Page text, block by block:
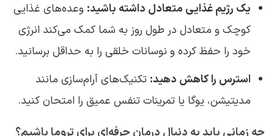
یک رژیم غذایی متعادل داشته باشید: وعده‌های غذایی
کوچک و متعادل در طول روز به شما کمک می‌کند انرژی
خود را حفظ کرده و نوسانات خلقی را به حداقل برسانید.
استرس را کاهش دهید: تکنیک‌های آرام‌سازی مانند
مدیتیشن، یوگا یا تمرینات تنفس عمیق را امتحان کنید.
چه زمانی باید به دنبال درمان حرفه‌ای برای تروما باشیم؟